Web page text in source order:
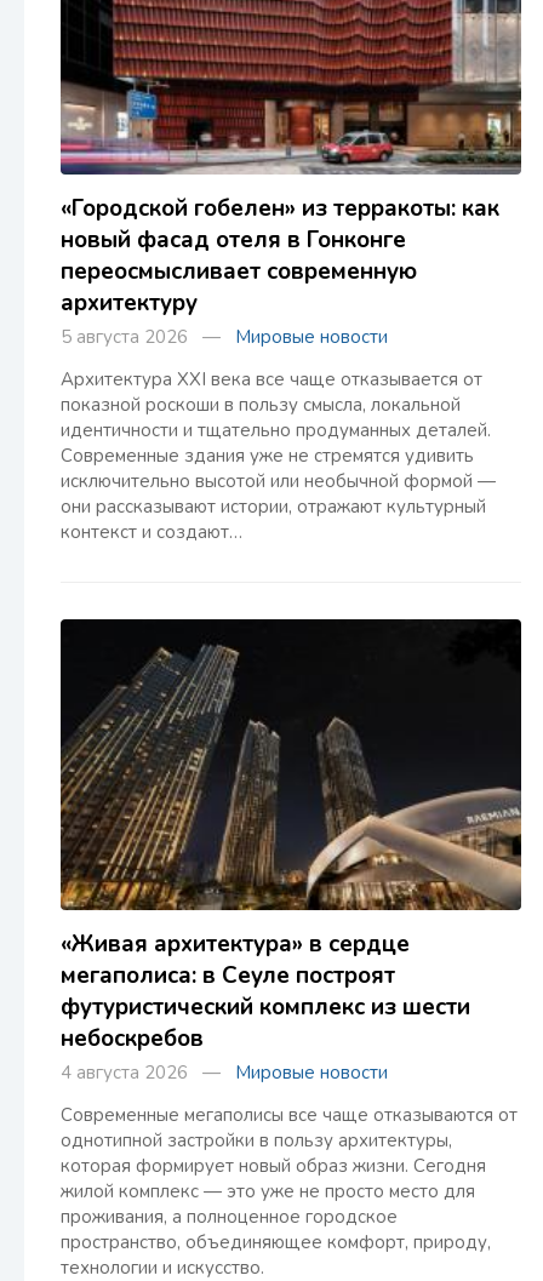
«Городской гобелен» из терракоты: как
новый фасад отеля в Гонконге
переосмысливает современную
архитектуру
5 августа 2026 — Мировые новости
Архитектура XXI века все чаще отказывается от
показной роскоши в пользу смысла, локальной
идентичности и тщательно продуманных деталей.
Современные здания уже не стремятся удивить
исключительно высотой или необычной формой —
они рассказывают истории, отражают культурный
контекст и создают…
«Живая архитектура» в сердце
мегаполиса: в Сеуле построят
футуристический комплекс из шести
небоскребов
4 августа 2026 — Мировые новости
Современные мегаполисы все чаще отказываются от
однотипной застройки в пользу архитектуры,
которая формирует новый образ жизни. Сегодня
жилой комплекс — это уже не просто место для
проживания, а полноценное городское
пространство, объединяющее комфорт, природу,
технологии и искусство.